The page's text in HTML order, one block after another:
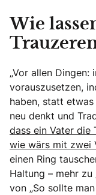
Wie
„Vor allen
vorauszusetzen,
haben, statt
neu denkt und
dass ein Vater die
wie wärs mit zwei
einen Ring
Haltung – mehr zu
von „So sollte